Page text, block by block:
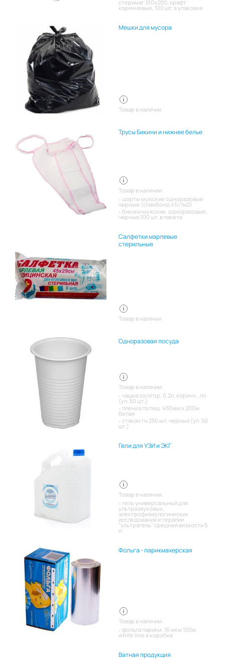
стеримаг 100х200, крафт
коричневые, 100 шт. в упаковке
Мешки для мусора
Товар в наличии
Трусы Бикини и нижнее белье
Товар в наличии:
шорты мужские одноразовые
черные (спанбонд 45 г/м2)
бикини мужские, одноразовые,
черные,100 шт. в пакете
Салфетки марлевые
стерильные
Товар в наличии
Одноразовая посуда
Товар в наличии:
чашка хол/гор, 0.2л, коричн., пп
(уп. 50 шт.)
пленка пэ пищ. 450мм х 200м
белая
стакан гн 250 мл. черный (уп. 50
шт.)
Гели для УЗИ и ЭКГ
Товар в наличии:
гель универсальный для
ультразвуковых,
электрофизиологических
исследований и терапии
"ультрагель" средней вязкости 5
л.
Фольга - парикмахерская
Товар в наличии:
фольга парикм. 16 мкм 100м.
white line в коробке
Ватная продукция